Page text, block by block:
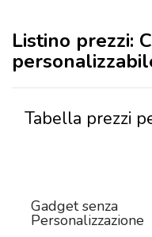
Listino prezzi:
Tabella prezzi
Gadget senza
Personalizzazione